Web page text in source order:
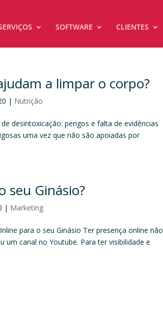
SOFTWARE CLIENTES
a limpar o corpo?
| Nutrição
desintoxicação: perigos e falta de evidências
uma vez que não são apoiadas por
seu Ginásio?
| Marketing
para o seu Ginásio Ter presença online não
canal no Youtube. Para ter visibilidade e